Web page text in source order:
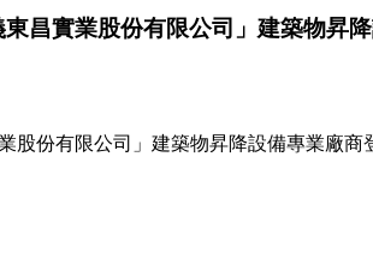
昌實業股份有限公司」建築物昇
股份有限公司」建築物昇降設備專業廠商